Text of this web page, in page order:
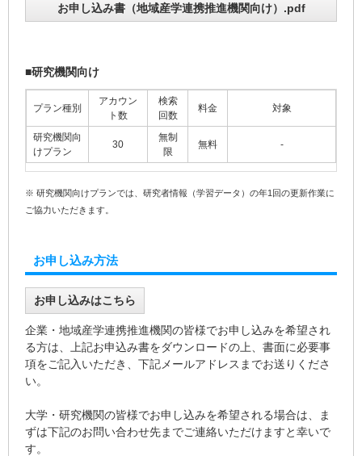
お申し込み書（地域産学連携推進機関向け）.pdf
■研究機関向け
プラン種別
アカウン
ト数
検索
回数
料金 対象
研究機関向
けプラン
30
無制
限
無料 -
※ 研究機関向けプランでは、研究者情報（学習データ）の年1回の更新作業に
ご協力いただきます。
お申し込み方法
お申し込みはこちら
企業・地域産学連携推進機関の皆様でお申し込みを希望され
る方は、上記お申込み書をダウンロードの上、書面に必要事
項をご記入いただき、下記メールアドレスまでお送りくださ
い。
大学・研究機関の皆様でお申し込みを希望される場合は、ま
ずは下記のお問い合わせ先までご連絡いただけますと幸いで
す。